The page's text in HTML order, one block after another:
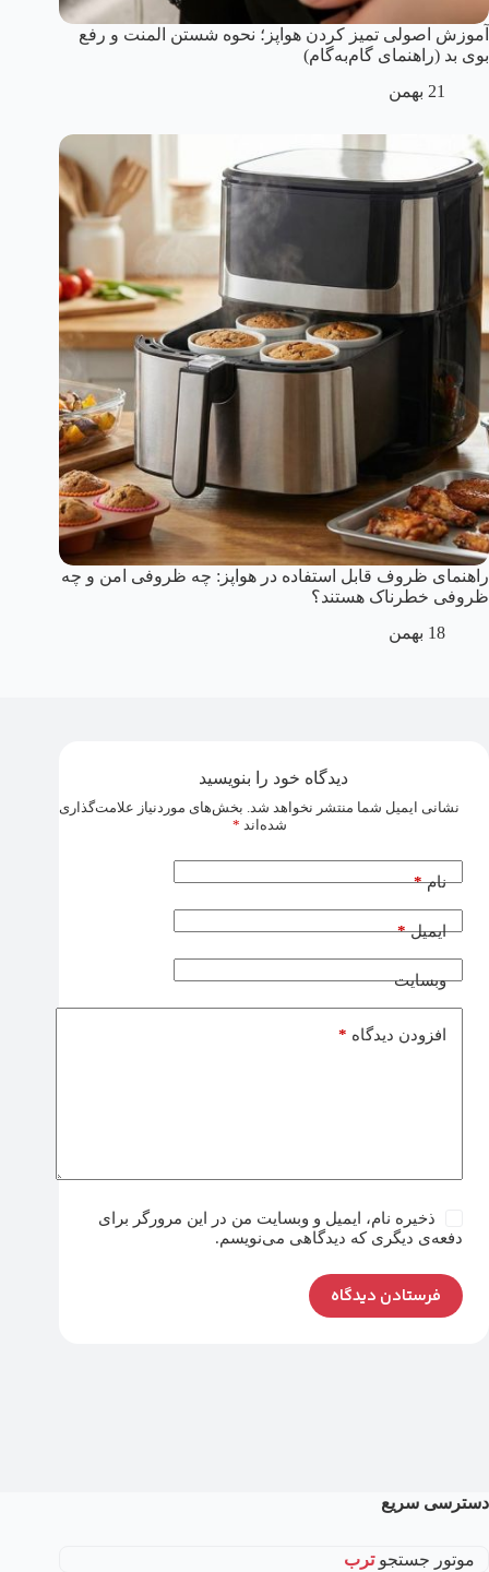
آموزش اصولی تمیز کردن هواپز؛ نحوه شستن المنت و رفع
بوی بد (راهنمای گام‌به‌گام)
21 بهمن
راهنمای ظروف قابل استفاده در هواپز: چه ظروفی امن و چه
ظروفی خطرناک هستند؟
18 بهمن
دیدگاه خود را بنویسید
نشانی ایمیل شما منتشر نخواهد شد. بخش‌های موردنیاز علامت‌گذاری
شده‌اند *
نام*
ایمیل*
وبسایت
افزودن دیدگاه *
ذخیره نام، ایمیل و وبسایت من در این مرورگر برای
دفعه‌ی دیگری که دیدگاهی می‌نویسم.
فرستادن دیدگاه
دسترسی سریع
موتور جستجوترب